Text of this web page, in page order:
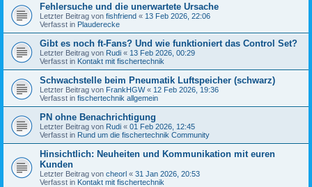
Fehlersuche und die unerwartete Ursache
Letzter Beitrag von fishfriend « 13 Feb 2026, 22:06
Verfasst in Plauderecke
Gibt es noch ft-Fans? Und wie funktioniert das Control Set?
Letzter Beitrag von Rudi « 13 Feb 2026, 00:29
Verfasst in Kontakt mit fischertechnik
Schwachstelle beim Pneumatik Luftspeicher (schwarz)
Letzter Beitrag von FrankHGW« 12 Feb 2026, 19:36
Verfasst in fischertechnik allgemein
PN ohne Benachrichtigung
Letzter Beitrag von Rudi « 01 Feb 2026, 12:45
Verfasst in Rund um die fischertechnik Community
Hinsichtlich: Neuheiten und Kommunikation mit euren
Kunden
Letzter Beitrag von cheorl « 31 Jan 2026, 20:53
Verfasst in Kontakt mit fischertechnik